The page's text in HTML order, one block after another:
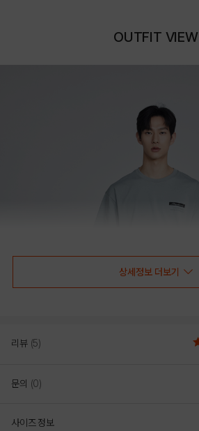
OUTFIT VIEW
상세정보 더보기
리뷰 (5)
문의 (0)
사이즈 정보